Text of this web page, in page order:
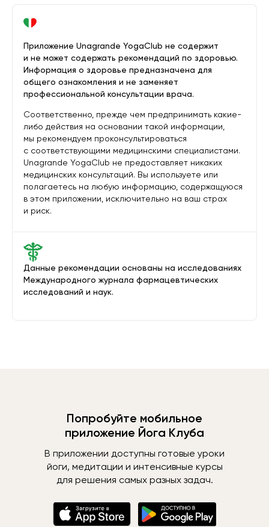
Данные рекомендации основаны на исследованиях
Международного журнала фармацевтических
исследований и наук.
Приложение Unagrande YogaClub не содержит
и не может содержать рекомендаций по здоровью.
Информация о здоровье предназначена для
общего ознакомления и не заменяет
профессиональной консультации врача.
Соответственно, прежде чем предпринимать какие-
либо действия на основании такой информации,
мы рекомендуем проконсультироваться
с соответствующими медицинскими специалистами.
Unagrande YogaClub не предоставляет никаких
медицинских консультаций. Вы используете или
полагаетесь на любую информацию, содержащуюся
в этом приложении, исключительно на ваш страх
и риск.
Попробуйте мобильное
приложение Йога Клуба
В приложении доступны готовые уроки
йоги, медитации и интенсивные курсы
для решения самых разных задач.